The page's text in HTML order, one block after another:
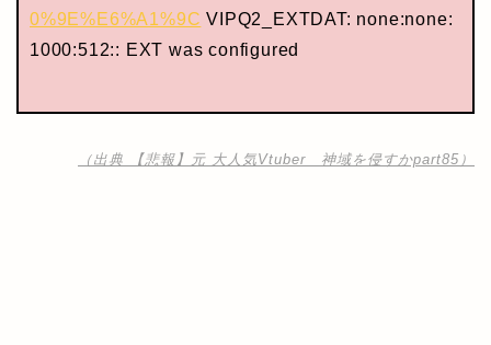
0%9E%E6%A1%9C VIPQ2_EXTDAT: none:none:
1000:512:: EXT was configured
（出典 【悲報】元 大人気Vtuber 神域を侵すかpart85）